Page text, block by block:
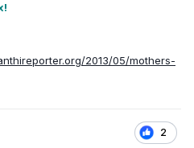
2013/05/mothers-
2